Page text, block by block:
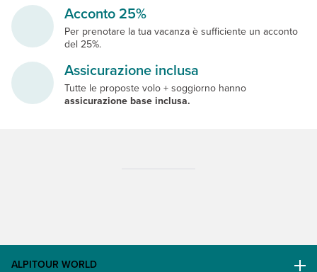
Acconto 25%
Per prenotare la tua vacanza è sufficiente un acconto
del 25%.
Assicurazione inclusa
Tutte le proposte volo + soggiorno hanno
assicurazione base inclusa.
ALPITOUR WORLD